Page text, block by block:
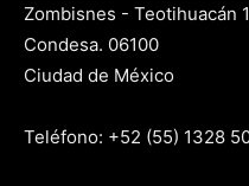
Zombisnes - Teotihuacán
Condesa. 06100
Ciudad de México
Teléfono: +52 (55) 1328